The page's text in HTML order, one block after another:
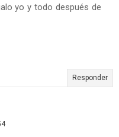
yo y todo después de
Responder